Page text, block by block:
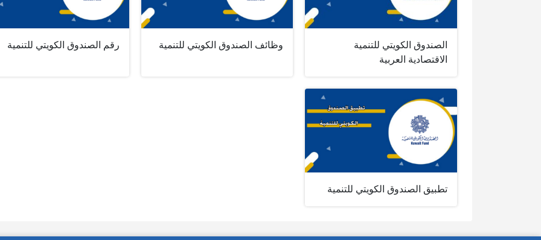
الصندوق الكويتي للتنمية
الاقتصادية العربية
وظائف الصندوق الكويتي للتنمية رقم الصندوق الكويتي للتنمية
تطبيق الصندوق الكويتي للتنمية